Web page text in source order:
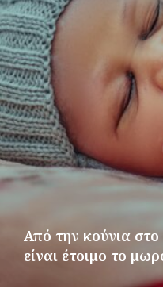
Από την κούνια στο
είναι έτοιμο το